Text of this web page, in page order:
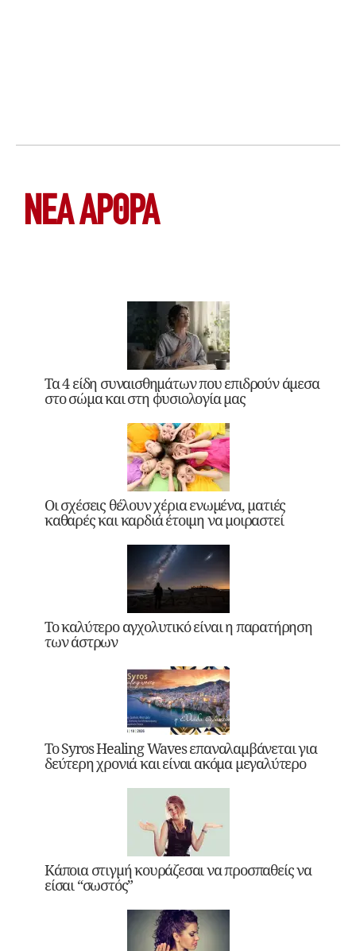
ΝΕΑ ΆΡΘΡΑ
Τα 4 είδη συναισθημάτων που επιδρούν άμεσα
στο σώμα και στη φυσιολογία μας
Οι σχέσεις θέλουν χέρια ενωμένα, ματιές
καθαρές και καρδιά έτοιμη να μοιραστεί
Το καλύτερο αγχολυτικό είναι η παρατήρηση
των άστρων
Το Syros Healing Waves επαναλαμβάνεται για
δεύτερη χρονιά και είναι ακόμα μεγαλύτερο
Κάποια στιγμή κουράζεσαι να προσπαθείς να
είσαι “σωστός”